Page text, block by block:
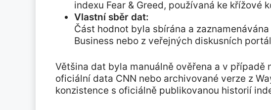
indexu Fear & Greed, používaná ke křížové
Vlastní sběr dat:
Část hodnot byla sbírána a
Business nebo z veřejných diskusních
Většina dat byla manuálně ověřena a v případě
oficiální data CNN nebo archivované verze z
konzistence s oficiálně publikovanou historií